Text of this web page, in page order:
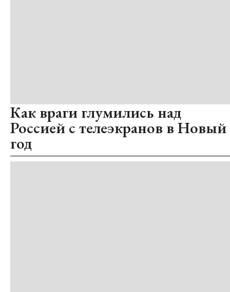
Как враги глумились над
Россией с телеэкранов в Новый
год